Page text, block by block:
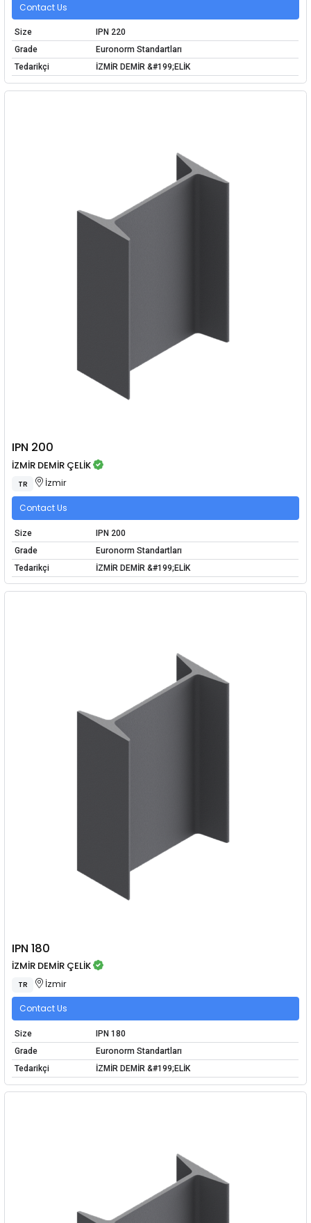
Contact Us
Size
IPN 220
Grade
Euronorm Standartları
Tedarikçi
İZMİR DEMİR &#199;ELİK
IPN 200
İZMİR DEMİR ÇELİK
TR İzmir
Contact Us
Size
IPN 200
Grade
Euronorm Standartları
Tedarikçi
İZMİR DEMİR &#199;ELİK
IPN 180
İZMİR DEMİR ÇELİK
TR İzmir
Contact Us
Size
IPN 180
Grade
Euronorm Standartları
Tedarikçi
İZMİR DEMİR &#199;ELİK